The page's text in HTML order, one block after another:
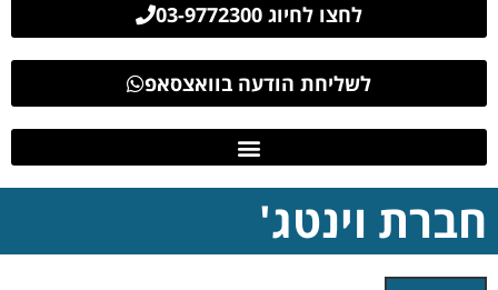
לחצו לחיוג 03-9772300
לשליחת הודעה בוואצסאפ
חברת וינטג'